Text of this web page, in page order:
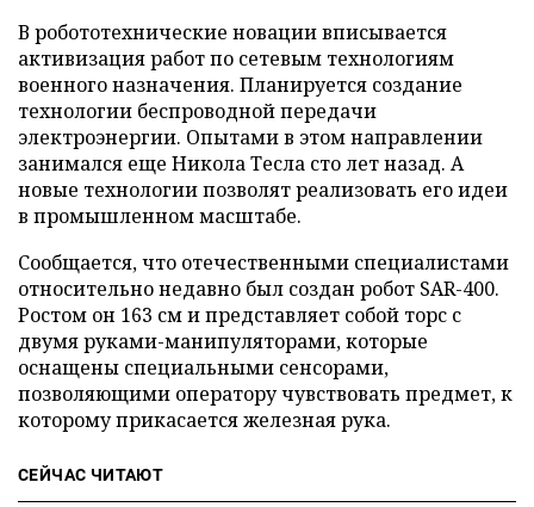
В робототехнические новации вписывается
активизация работ по сетевым технологиям
военного назначения. Планируется создание
технологии беспроводной передачи
электроэнергии. Опытами в этом направлении
занимался еще Никола Тесла сто лет назад. А
новые технологии позволят реализовать его идеи
в промышленном масштабе.
Сообщается, что отечественными специалистами
относительно недавно был создан робот SАR-400.
Ростом он 163 см и представляет собой торс с
двумя руками-манипуляторами, которые
оснащены специальными сенсорами,
позволяющими оператору чувствовать предмет, к
которому прикасается железная рука.
СЕЙЧАС ЧИТАЮТ